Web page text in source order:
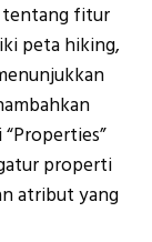
tentang fitur
peta hiking,
properti
atribut yang